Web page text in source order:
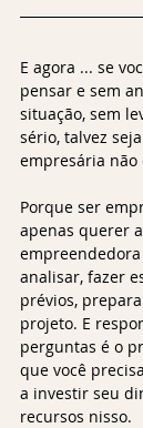
E agora ... se
pensar e sem
situação, sem
sério, talvez
empresária não
Porque ser
apenas querer
analisar, fazer
prévios,
projeto. E
perguntas é o
que você
a investir seu
recursos nisso.